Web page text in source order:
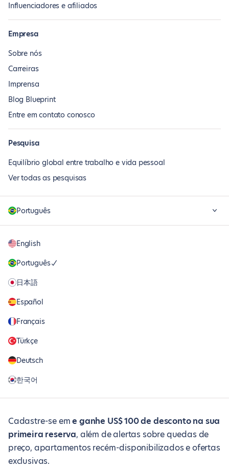
Influenciadores e afiliados
Empresa
Sobre nós
Carreiras
Imprensa
Blog Blueprint
Entre em contato conosco
Pesquisa
Equilíbrio global entre trabalho e vida pessoal
Ver todas as pesquisas
Português
English
Português
日本語
Español
Français
Türkçe
Deutsch
한국어
Cadastre-se eme ganhe US$ 100 de desconto na sua
primeira reserva, além de alertas sobre quedas de
preço, apartamentos recém-disponibilizados e ofertas
exclusivas.